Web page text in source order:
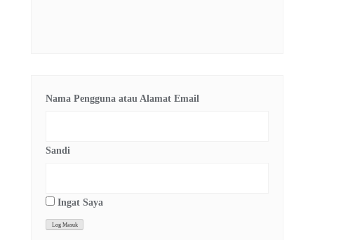
Nama Pengguna atau Alamat Email
Sandi
Ingat Saya